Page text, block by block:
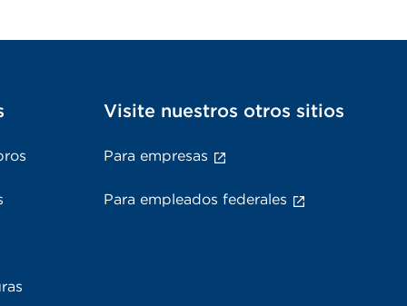
Visite nuestros otros sitios
Para empresas
Para empleados federales